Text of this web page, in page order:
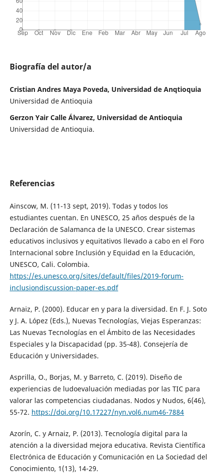
Biografía del autor/a
Cristian Andres Maya Poveda, Universidad de Anqtioquia
Universidad de Antioquia
Gerzon Yair Calle Álvarez, Universidad de Antioquia
Universidad de Antioquia.
Referencias
Ainscow, M. (11-13 sept, 2019). Todas y todos los
estudiantes cuentan. En UNESCO, 25 años después de la
Declaración de Salamanca de la UNESCO. Crear sistemas
educativos inclusivos y equitativos llevado a cabo en el Foro
Internacional sobre Inclusión y Equidad en la Educación,
UNESCO, Cali. Colombia.
https://es.unesco.org/sites/default/files/2019-forum-
inclusiondiscussion-paper-es.pdf
Arnaiz, P. (2000). Educar en y para la diversidad. En F. J. Soto
y J. A. López (Eds.), Nuevas Tecnologías, Viejas Esperanzas:
Las Nuevas Tecnologías en el Ámbito de las Necesidades
Especiales y la Discapacidad (pp. 35-48). Consejería de
Educación y Universidades.
Asprilla, O., Borjas, M. y Barreto, C. (2019). Diseño de
experiencias de ludoevaluación mediadas por las TIC para
valorar las competencias ciudadanas. Nodos y Nudos, 6(46),
55-72. https://doi.org/10.17227/nyn.vol6.num46-7884
Azorín, C. y Arnaiz, P. (2013). Tecnología digital para la
atención a la diversidad mejora educativa. Revista Científica
Electrónica de Educación y Comunicación en La Sociedad del
Conocimiento, 1(13), 14-29.